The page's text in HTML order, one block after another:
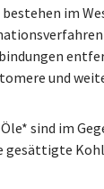
bestehen im
und
Öle* sind im
gesättigte